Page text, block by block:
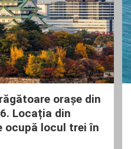
orașe din
Locația din
ocupă locul trei în